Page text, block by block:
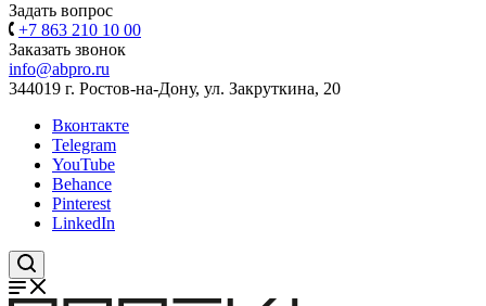
Задать вопрос
+7 863 210 10 00
Заказать звонок
info@abpro.ru
344019 г. Ростов-на-Дону, ул. Закруткина, 20
Вконтакте
Telegram
YouTube
Behance
Pinterest
LinkedIn